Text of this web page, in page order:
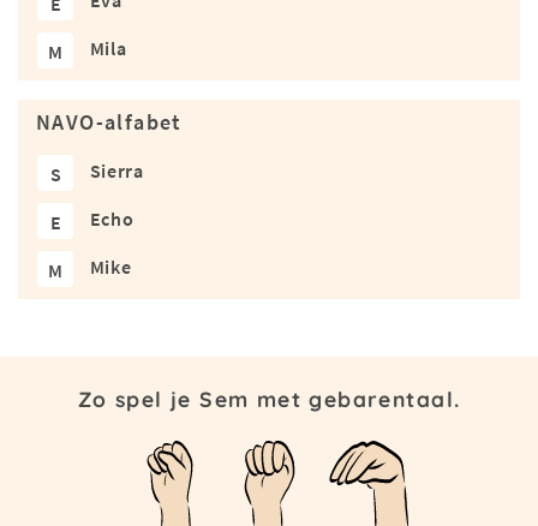
M Mila
NAVO-alfabet
S Sierra
E Echo
M Mike
Zo spel je Sem met gebarentaal.